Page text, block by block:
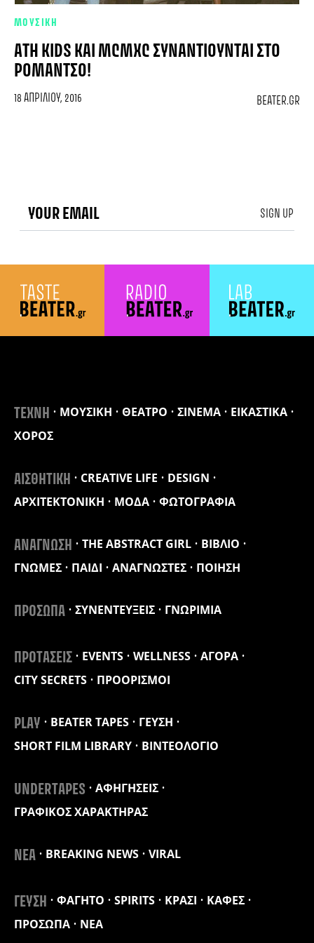
ΜΟΥΣΙΚΗ
ATH KIDS ΚΑΙ MCMXC ΣΥΝΑΝΤΙΟΎΝΤΑΙ ΣΤΟ
ΡΟΜΆΝΤΣΟ!
18 ΑΠΡΙΛΊΟΥ, 2016 BEATER.GR
ΤΕΧΝΗ ΜΟΥΣΙΚΗ ΘΕΑΤΡΟ ΣΙΝΕΜΑ
ΕΙΚΑΣΤΙΚΑ
ΧΟΡΟΣ
ΑΙΣΘΗΤΙΚΗ CREATIVE LIFE
DESIGN
ΑΡΧΙΤΕΚΤΟΝΙΚΗ
ΜΟΔΑ ΦΩΤΟΓΡΑΦΙΑ
ΑΝΑΓΝΩΣΗ THE ABSTRACT GIRL
ΒΙΒΛΙΟ
ΓΝΩΜΕΣ
ΠΑΙΔΙ ΑΝΑΓΝΩΣΤΕΣ ΠΟΙΗΣΗ
ΠΡΟΣΩΠΑ ΣΥΝΕΝΤΕΥΞΕΙΣ ΓΝΩΡΙΜΙΑ
ΠΡΟΤΑΣΕΙΣ EVENTS WELLNESS
ΑΓΟΡΑ
CITY SECRETS
ΠΡΟΟΡΙΣΜΟΙ
PLAY BEATER TAPES
ΓΕΥΣΗ
SHORT FILM LIBRARY
ΒΙΝΤΕΟΛΟΓΙΟ
UNDERTAPES
ΑΦΗΓΗΣΕΙΣ
ΓΡΑΦΙΚΟΣ ΧΑΡΑΚΤΗΡΑΣ
ΝΕΑ BREAKING NEWS VIRAL
ΓΕΥΣΗ ΦΑΓΗΤΟ SPIRITS ΚΡΑΣΙ
ΚΑΦΕΣ
ΠΡΟΣΩΠΑ
ΝΕΑ
SIGN UP